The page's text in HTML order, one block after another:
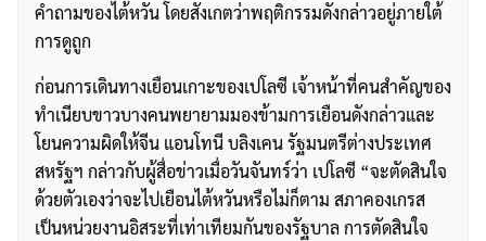
คำถามของไต้หวัน โดยสังเกตว่าพฤติกรรมดังกล่าวอยู่ภายใต้
การดูถูก
ก่อนการเดินทางเยือนเกาะของเปโลซี เจ้าหน้าที่คนสำคัญของ
ทำเนียบขาวบางคนพยายามมองข้ามการเยือนดังกล่าวและ
โยนความผิดให้จีน แอนโทนี บลิงเคน รัฐมนตรีต่างประเทศ
สหรัฐฯ กล่าวกับผู้สื่อข่าวเมื่อวันจันทร์ว่า เปโลซี “จะตัดสินใจ
ด้วยตัวเองว่าจะไปเยือนไต้หวันหรือไม่ก็ตาม สภาคองเกรส
เป็นหน่วยงานอิสระที่เท่าเทียมกันของรัฐบาล การตัดสินใจ